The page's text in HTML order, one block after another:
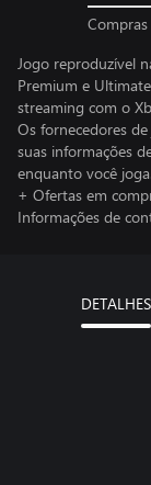
Jogo reproduzível
Premium e
streaming com o
Os fornecedores
suas informações
enquanto você joga.
+ Ofertas em
Informações de
DETALHES